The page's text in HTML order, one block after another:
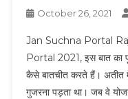
October 26, 2021
Jan Suchna Portal
Portal 2021, इस बात का
कैसे बातचीत करते हैं। अतीत में,
गुजरना पड़ता था। जब वे